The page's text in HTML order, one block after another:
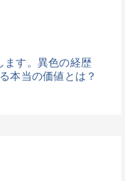
ます。異色の経歴
本当の価値とは？